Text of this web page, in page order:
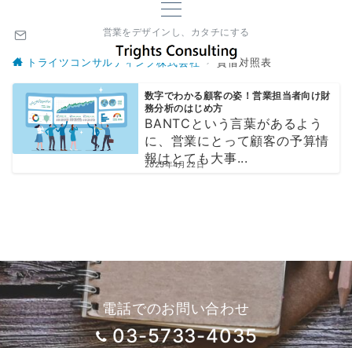
営業をデザインし、カタチにする
トライツコンサルティング株式会社 貸借対照表
数字でわかる顧客の姿！営業担当者向け財
務分析のはじめ方
BANTCという言葉があるよう
に、営業にとって顧客の予算情
報はとても大事...
2025年4月22日
電話でのお問い合わせ
03-5733-4035